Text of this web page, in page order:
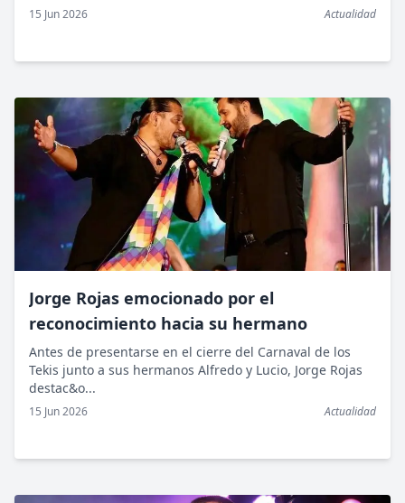
15 Jun 2026 Actualidad
Jorge Rojas emocionado por el
reconocimiento hacia su hermano
Antes de presentarse en el cierre del Carnaval de los
Tekis junto a sus hermanos Alfredo y Lucio, Jorge Rojas
destac&o...
15 Jun 2026 Actualidad